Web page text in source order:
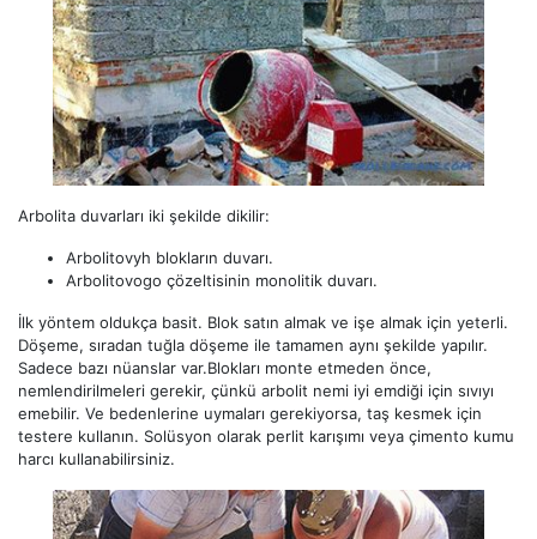
Arbolita duvarları iki şekilde dikilir:
Arbolitovyh blokların duvarı.
Arbolitovogo çözeltisinin monolitik duvarı.
İlk yöntem oldukça basit. Blok satın almak ve işe almak için yeterli.
Döşeme, sıradan tuğla döşeme ile tamamen aynı şekilde yapılır.
Sadece bazı nüanslar var.Blokları monte etmeden önce,
nemlendirilmeleri gerekir, çünkü arbolit nemi iyi emdiği için sıvıyı
emebilir. Ve bedenlerine uymaları gerekiyorsa, taş kesmek için
testere kullanın. Solüsyon olarak perlit karışımı veya çimento kumu
harcı kullanabilirsiniz.